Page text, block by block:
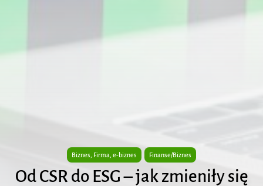
Biznes, Firma, e-biznes Finanse/Biznes
Od CSR do ESG – jak zmieniły się